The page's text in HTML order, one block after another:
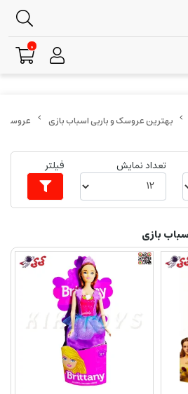
بهترین عروسک و باربی اسباب بازی عروسک
تعداد نمایش فیلتر
بازی
0